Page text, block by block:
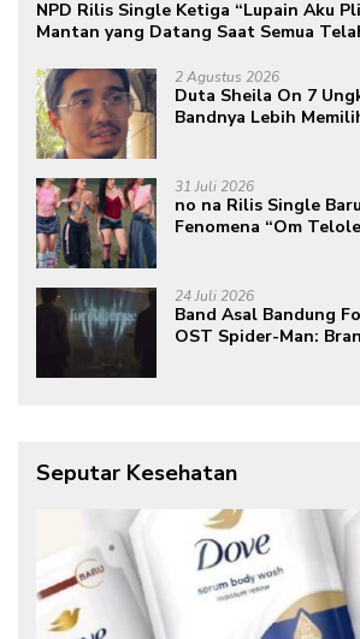
NPD Rilis Single Ketiga “Lupain Aku
Mantan yang Datang Saat Semua
2 Agustus 2026
Duta Sheila On 7
Bandnya Lebih
31 Juli 2026
no na Rilis Single
Fenomena “Om
24 Juli 2026
Band Asal Bandung
OST Spider-Man:
Seputar Kesehatan